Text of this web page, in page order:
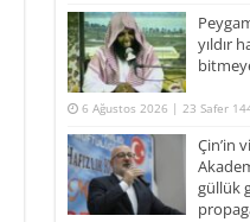
yıldır
6 Ağustos 2026 | 23 Safer
Çin’in
güllük